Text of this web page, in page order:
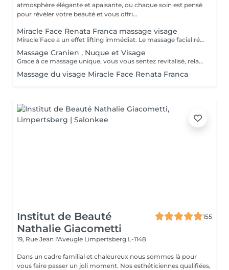
atmosphère élégante et apaisante, ou chaque soin est pensé
pour révéler votre beauté et vous offri...
Miracle Face Renata Franca massage visage
Miracle Face a un effet lifting immédiat. Le massage facial réduit les gonflements, accentue les formes du visage et favorise la revitalisation naturelle de la peau. La méthode Miracle Face by Renata França a pour fonction de drainer les dèmes et de redéfinir les contours du visage. Grâce à des manuvres de drainage lymphatique et de massage modelant, elle offre un résultat exceptionnel.
Massage Cranien , Nuque et Visage
Grace à ce massage unique, vous vous sentez revitalisé, relaxé et apaisé (avec ou sans utilisation de produit)
Massage du visage Miracle Face Renata Franca
Institut de Beauté
Nathalie Giacometti
155
19, Rue Jean l'Aveugle Limpertsberg L-1148
Dans un cadre familial et chaleureux nous sommes là pour
vous faire passer un joli moment. Nos esthéticiennes qualifiées,